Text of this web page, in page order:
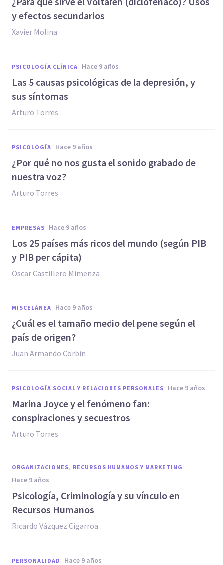
y efectos secundarios
Xavier Molina
PSICOLOGÍA CLÍNICA hace 9 años
​Las 5 causas psicológicas de la depresión, y
sus síntomas
Arturo Torres
PSICOLOGÍA hace 9 años
​¿Por qué no nos gusta el sonido grabado de
nuestra voz?
Arturo Torres
EMPRESAS hace 9 años
​Los 25 países más ricos del mundo (según PIB
y PIB per cápita)
Oscar Castillero Mimenza
MISCELÁNEA hace 9 años
¿Cuál es el tamaño medio del pene según el
país de origen?
Juan Armando Corbin
PSICOLOGÍA SOCIAL Y RELACIONES PERSONALES hace 9 años
​Marina Joyce y el fenómeno fan:
conspiraciones y secuestros
Arturo Torres
ORGANIZACIONES, RECURSOS HUMANOS Y MARKETING
hace 9 años
Psicología, Criminología y su vínculo en
Recursos Humanos
Ricardo Vázquez Cigarroa
PERSONALIDAD hace 9 años